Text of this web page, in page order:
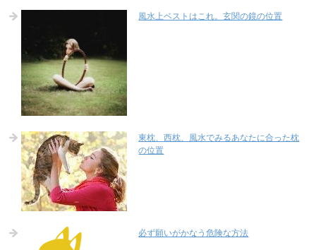
風水上ベストはこれ。玄関の鏡の位置
東枕、西枕、風水でみるあなたに合った枕
の位置
必ず願いがかなう危険な方法